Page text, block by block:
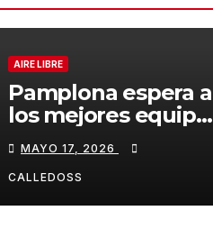
AIRE LIBRE
Pamplona espera a
los mejores equipos
de la Liga Joma e
Iberdrola
MAYO 17, 2026
CALLEDOSS